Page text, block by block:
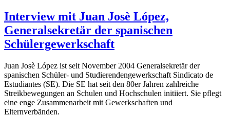
Interview mit Juan Josè López,
Generalsekretär der spanischen
Schülergewerkschaft
Juan Josè López ist seit November 2004 Generalsekretär der
spanischen Schüler- und Studierendengewerkschaft Sindicato de
Estudiantes (SE). Die SE hat seit den 80er Jahren zahlreiche
Streikbewegungen an Schulen und Hochschulen initiiert. Sie pflegt
eine enge Zusammenarbeit mit Gewerkschaften und
Elternverbänden.